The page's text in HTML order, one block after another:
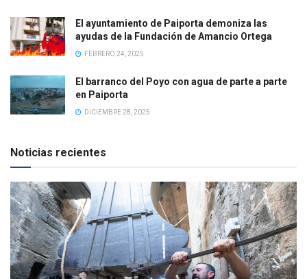
El ayuntamiento de Paiporta demoniza las
ayudas de la Fundación de Amancio Ortega
FEBRERO 24, 2025
El barranco del Poyo con agua de parte a parte
en Paiporta
DICIEMBRE 28, 2025
Noticias recientes